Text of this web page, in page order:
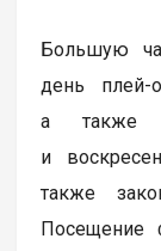
Большую
день плей-
а также
и
также
Посещение